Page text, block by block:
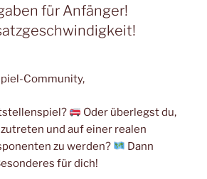
für Anfänger!
Community,
Oder überlegst du,
und auf einer realen
zu werden?
Dann
für dich!